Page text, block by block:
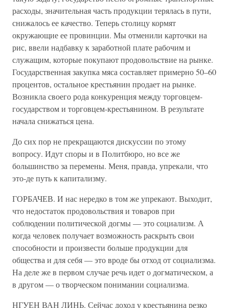
расходы, значительная часть продукции терялась в пути,
снижалось ее качество. Теперь столицу кормят
окружающие ее провинции. Мы отменили карточки на
рис, ввели надбавку к заработной плате рабочим и
служащим, которые покупают продовольствие на рынке.
Государственная закупка мяса составляет примерно 50–60
процентов, остальное крестьянин продает на рынке.
Возникла своего рода конкуренция между торговцем-
государством и торговцем-крестьянином. В результате
начала снижаться цена.
До сих пор не прекращаются дискуссии по этому
вопросу. Идут споры и в Политбюро, но все же
большинство за перемены. Меня, правда, упрекали, что
это-де путь к капитализму.
ГОРБАЧЕВ. И нас нередко в том же упрекают. Выходит,
что недостаток продовольствия и товаров при
соблюдении политической догмы — это социализм. А
когда человек получает возможность раскрыть свои
способности и произвести больше продукции для
общества и для себя — это вроде бы отход от социализма.
На деле же в первом случае речь идет о догматическом, а
в другом — о творческом понимании социализма.
НГУЕН ВАН ЛИНЬ. Сейчас доход у крестьянина резко